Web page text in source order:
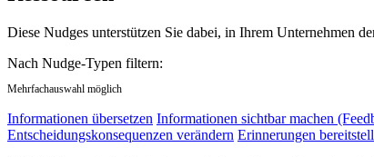
Diese Nudges unterstützen Sie dabei, in Ihrem Unternehmen
Nach Nudge-Typen filtern:
Mehrfachauswahl möglich
Informationen übersetzen Informationen sichtbar machen
Entscheidungskonsequenzen verändern Erinnerungen